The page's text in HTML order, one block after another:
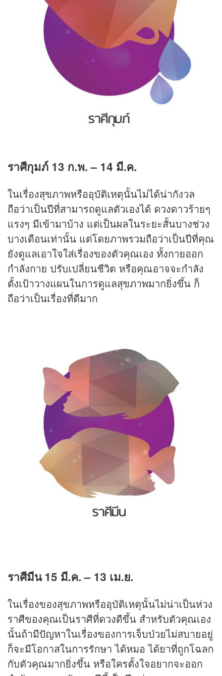
ราศีกุมภ์ 13 ก.พ.– 14 มี.ค.
ในเรื่องสุขภาพหรืออุบัติเหตุนั้นไม่ได้น่ากังวล
ถือว่าเป็นปีที่สามารถดูแลตัวเองได้ ดวงดาวร้ายๆ
แรงๆ มีเข้ามาบ้าง แต่เป็นผลในระยะสั้นบางช่วง
บางเดือนเท่านั้น แต่โดยภาพรวมถือว่าเป็นปีที่คุณ
ยังดูแลเอาใจใส่เรื่องของตัวคุณเอง ทั้งกายออก
กำลังกาย ปรับเปลี่ยนชีวิต หรือคุณอาจจะกำลัง
ตั้งเป้าวางแผนในการดูแลสุขภาพมากยิ่งขึ้น ก็
ถือว่าเป็นเรื่องที่ดีมาก
ราศีมีน15 มี.ค.– 13 เม.ย.
ในเรื่องของสุขภาพหรืออุบัติเหตุนั้นไม่น่าเป็นห่วง
ราศีของคุณเป็นราศีที่ดวงดีขึ้น สำหรับตัวคุณเอง
นั้นถ้ามีปัญหาในเรื่องของการเจ็บป่วยไม่สบายอยู่
ก็จะมีโอกาสในการรักษา ได้หมอ ได้ยาที่ถูกโฉลก
กับตัวคุณมากยิ่งขึ้น หรือใครตั้งใจอยากจะออก